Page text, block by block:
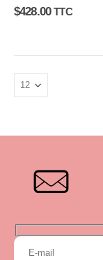
0sur 5
$428.00 TTC